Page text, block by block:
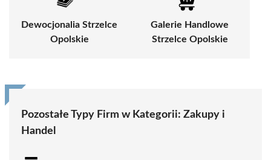
Dewocjonalia Strzelce
Opolskie
Galerie Handlowe
Strzelce Opolskie
Pozostałe Typy Firm w Kategorii: Zakupy i
Handel